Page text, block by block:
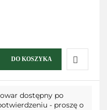
DO KOSZYKA
Do
dostępny po
- proszę o